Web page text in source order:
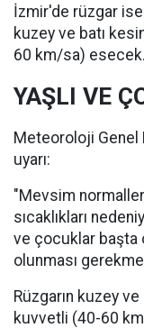
İzmir'de rüzgar
kuzey ve batı
60 km/sa) esecek.
YAŞLI VE
Meteoroloji
uyarı:
"Mevsim
sıcaklıkları
ve çocuklar başta
olunması
Rüzgarın kuzey
kuvvetli (40-60